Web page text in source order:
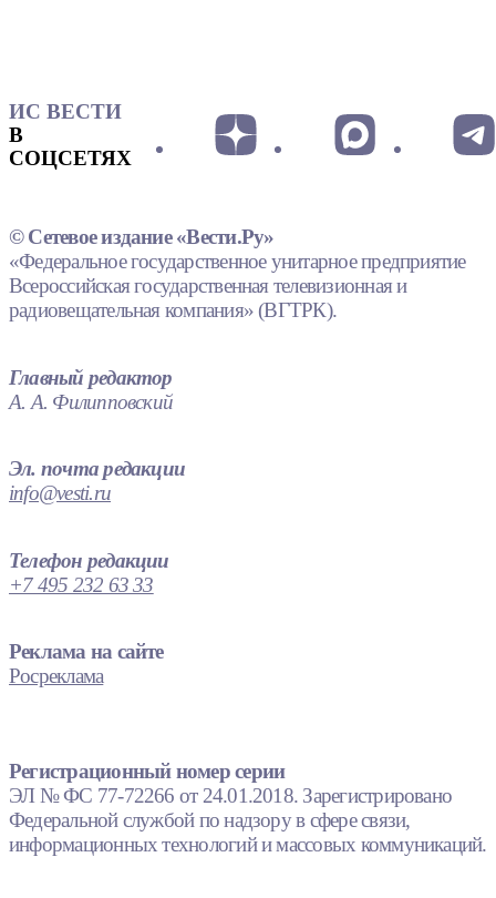
ИС ВЕСТИ
В
СОЦСЕТЯХ
© Сетевое издание «Вести.Ру»
«Федеральное государственное унитарное предприятие
Всероссийская государственная телевизионная и
радиовещательная компания» (ВГТРК).
Главный редактор
А. А. Филипповский
Эл. почта редакции
info@vesti.ru
Телефон редакции
+7 495 232 63 33
Реклама на сайте
Росреклама
Регистрационный номер серии
ЭЛ № ФС 77-72266 от 24.01.2018. Зарегистрировано
Федеральной службой по надзору в сфере связи,
информационных технологий и массовых коммуникаций.